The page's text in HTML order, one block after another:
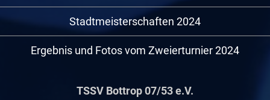
Stadtmeisterschaften 2024
Ergebnis und Fotos vom Zweierturnier 2024
TSSV Bottrop 07/53 e.V.